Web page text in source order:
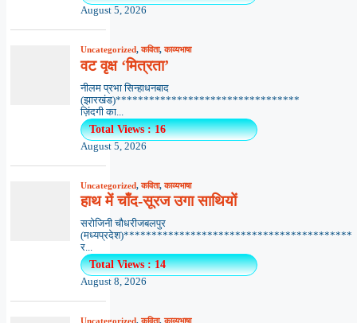
August 5, 2026
Uncategorized,कविता,काव्यभाषा
वट वृक्ष ‘मित्रता’
नीलम प्रभा सिन्हाधनबाद
(झारखंड)*********************************
ज़िंदगी का...
Total Views : 16
August 5, 2026
Uncategorized,कविता,काव्यभाषा
हाथ में चाँद-सूरज उगा साथियों
सरोजिनी चौधरीजबलपुर
(मध्यप्रदेश)*****************************************
र...
Total Views : 14
August 8, 2026
Uncategorized,कविता,काव्यभाषा